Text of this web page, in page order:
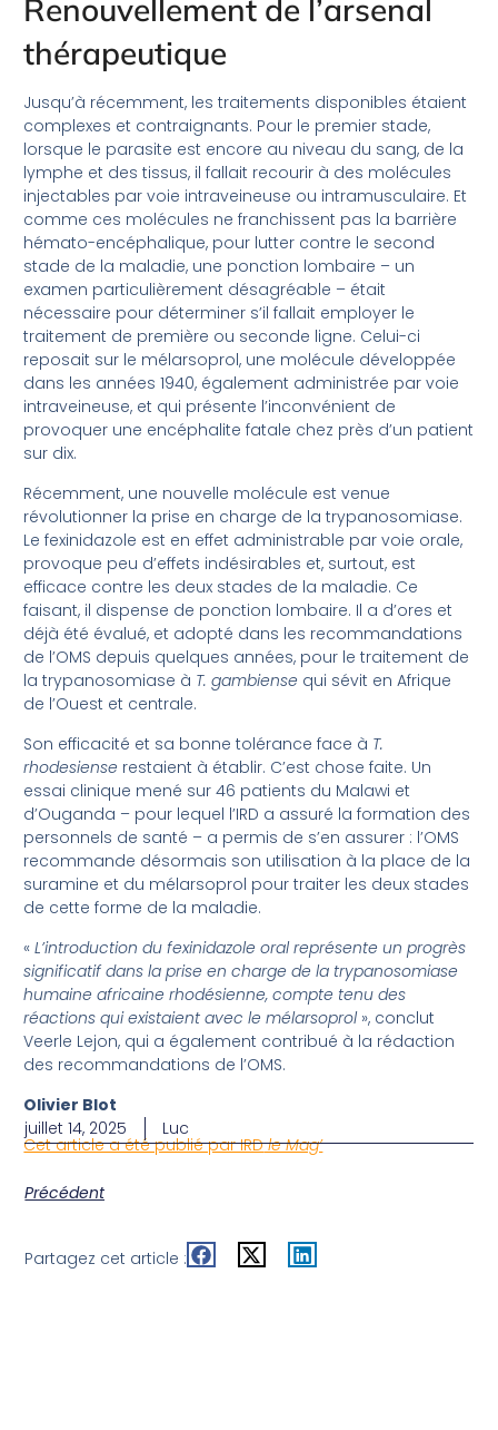
Renouvellement de l’arsenal
thérapeutique
Jusqu’à récemment, les traitements disponibles étaient
complexes et contraignants. Pour le premier stade,
lorsque le parasite est encore au niveau du sang, de la
lymphe et des tissus, il fallait recourir à des molécules
injectables par voie intraveineuse ou intramusculaire. Et
comme ces molécules ne franchissent pas la barrière
hémato-encéphalique, pour lutter contre le second
stade de la maladie, une ponction lombaire – un
examen particulièrement désagréable – était
nécessaire pour déterminer s’il fallait employer le
traitement de première ou seconde ligne. Celui-ci
reposait sur le mélarsoprol, une molécule développée
dans les années 1940, également administrée par voie
intraveineuse, et qui présente l’inconvénient de
provoquer une encéphalite fatale chez près d’un patient
sur dix.
Récemment, une nouvelle molécule est venue
révolutionner la prise en charge de la trypanosomiase.
Le fexinidazole est en effet administrable par voie orale,
provoque peu d’effets indésirables et, surtout, est
efficace contre les deux stades de la maladie. Ce
faisant, il dispense de ponction lombaire. Il a d’ores et
déjà été évalué, et adopté dans les recommandations
de l’OMS depuis quelques années, pour le traitement de
la trypanosomiase à T. gambiense qui sévit en Afrique
de l’Ouest et centrale.
Son efficacité et sa bonne tolérance face à T.
rhodesiense restaient à établir. C’est chose faite. Un
essai clinique mené sur 46 patients du Malawi et
d’Ouganda – pour lequel l’IRD a assuré la formation des
personnels de santé – a permis de s’en assurer : l’OMS
recommande désormais son utilisation à la place de la
suramine et du mélarsoprol pour traiter les deux stades
de cette forme de la maladie.
«L’introduction du fexinidazole oral représente un progrès
significatif dans la prise en charge de la trypanosomiase
humaine africaine rhodésienne, compte tenu des
réactions qui existaient avec le mélarsoprol», conclut
Veerle Lejon, qui a également contribué à la rédaction
des recommandations de l’OMS.
Olivier Blot
Cet article a été publié par IRDle Mag’
juillet 14, 2025 Luc
Précédent
Partagez cet article :